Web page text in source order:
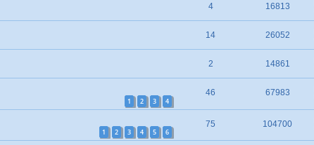
4 16813
14 26052
2 14861
1 2 3 4
46 67983
1 2 3 4 5 6
75 104700